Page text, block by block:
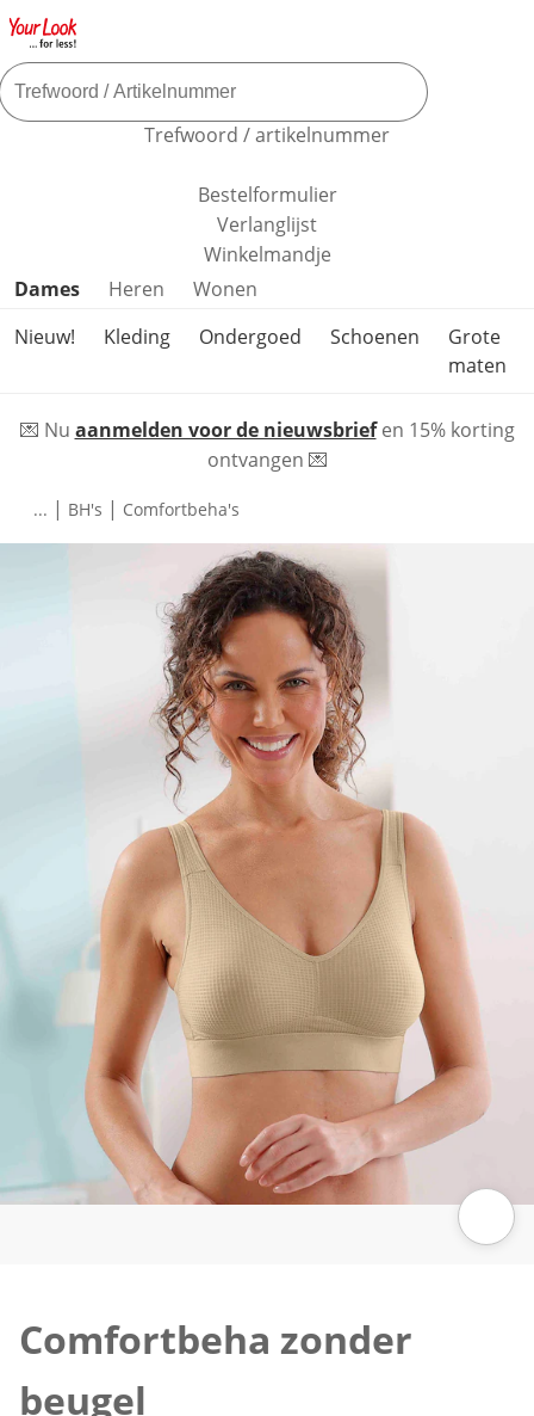
Trefwoord / artikelnummer
Bestelformulier
Verlanglijst
Winkelmandje
Productcategorieën overslaan
Dames Heren
Wonen
Nieuw!
Kleding Ondergoed Schoenen
Grote
maten
💌 Nu aanmelden voor de nieuwsbriefen 15% korting
ontvangen 💌
... | BH's | Comfortbeha's
Comfortbeha zonder
beugel